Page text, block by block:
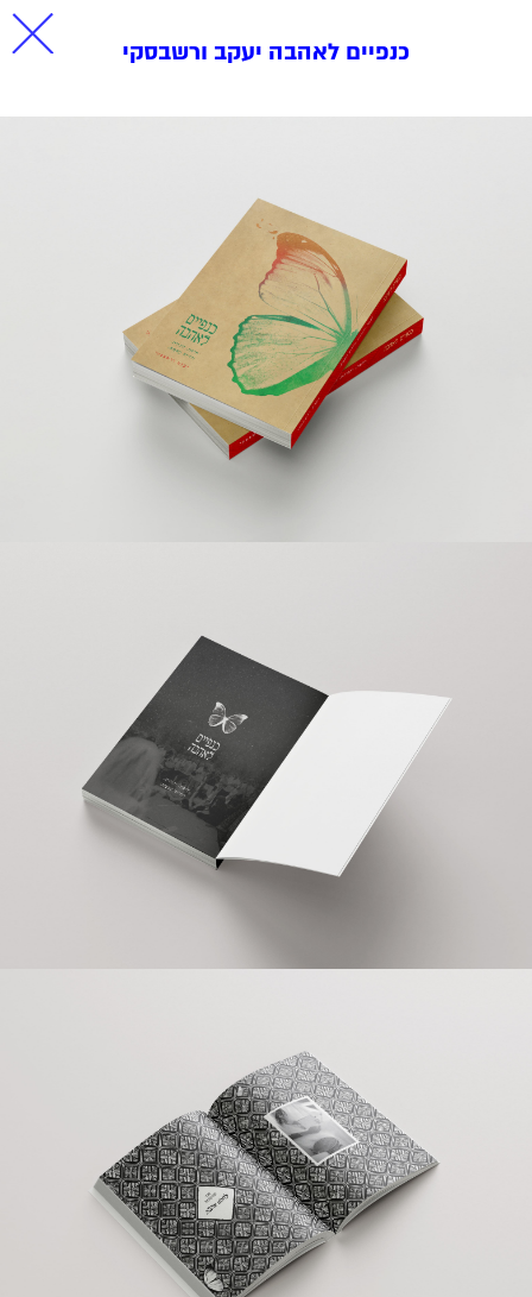
כנפיים לאהבה יעקב ורשבסקי